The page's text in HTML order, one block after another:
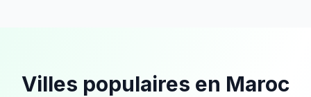
Villes populaires en Maroc